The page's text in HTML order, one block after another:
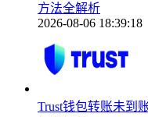
方法全解析
2026-08-06 18:39:18
Trust钱包转账未到